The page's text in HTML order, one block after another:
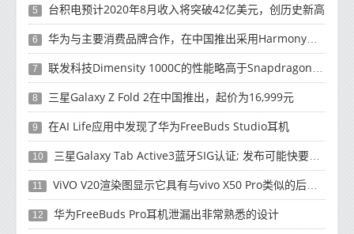
5 台积电预计2020年8月收入将突破42亿美元，创历史新高
6 华为与主要消费品牌合作，在中国推出采用HarmonyOS 2.0的智能家居产品
7 联发科技Dimensity 1000C的性能略高于Snapdragon 765G
8 三星Galaxy Z Fold 2在中国推出，起价为16,999元
9 在AI Life应用中发现了华为FreeBuds Studio耳机
10 三星Galaxy Tab Active3蓝牙SIG认证; 发布可能快要结束了
11 ViVO V20渲染图显示它具有与vivo X50 Pro类似的后部设计
12 华为FreeBuds Pro耳机泄漏出非常熟悉的设计